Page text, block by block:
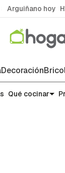
Arguiñano hoy
Decoración
y
Qué cocinar